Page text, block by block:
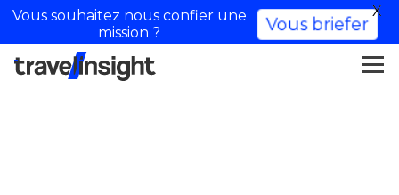
Vous souhaitez nous confier une
mission ?
Vous briefer
X